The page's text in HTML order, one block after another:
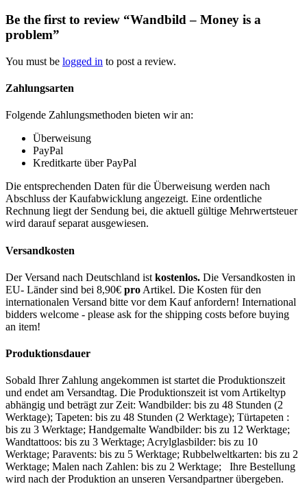
Be the first to review “Wandbild – Money is a
problem”
You must be logged in to post a review.
Zahlungsarten
Folgende Zahlungsmethoden bieten wir an:
Überweisung
PayPal
Kreditkarte über PayPal
Die entsprechenden Daten für die Überweisung werden nach
Abschluss der Kaufabwicklung angezeigt. Eine ordentliche
Rechnung liegt der Sendung bei, die aktuell gültige Mehrwertsteuer
wird darauf separat ausgewiesen.
Versandkosten
Der Versand nach Deutschland ist kostenlos. Die Versandkosten in
EU- Länder sind bei 8,90€ pro Artikel. Die Kosten für den
internationalen Versand bitte vor dem Kauf anfordern! International
bidders welcome - please ask for the shipping costs before buying
an item!
Produktionsdauer
Sobald Ihrer Zahlung angekommen ist startet die Produktionszeit
und endet am Versandtag. Die Produktionszeit ist vom Artikeltyp
abhängig und beträgt zur Zeit: Wandbilder: bis zu 48 Stunden (2
Werktage); Tapeten: bis zu 48 Stunden (2 Werktage); Türtapeten :
bis zu 3 Werktage; Handgemalte Wandbilder: bis zu 12 Werktage;
Wandtattoos: bis zu 3 Werktage; Acrylglasbilder: bis zu 10
Werktage; Paravents: bis zu 5 Werktage; Rubbelweltkarten: bis zu 2
Werktage; Malen nach Zahlen: bis zu 2 Werktage; Ihre Bestellung
wird nach der Produktion an unseren Versandpartner übergeben.